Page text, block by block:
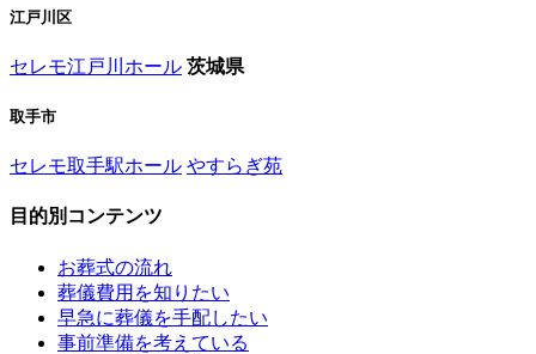
江戸川区
セレモ江戸川ホール 茨城県
取手市
セレモ取手駅ホール やすらぎ苑
目的別コンテンツ
お葬式の流れ
葬儀費用を知りたい
早急に葬儀を手配したい
事前準備を考えている